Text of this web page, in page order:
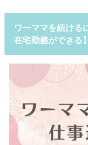
ワーママを続ける
在宅勤務ができる】